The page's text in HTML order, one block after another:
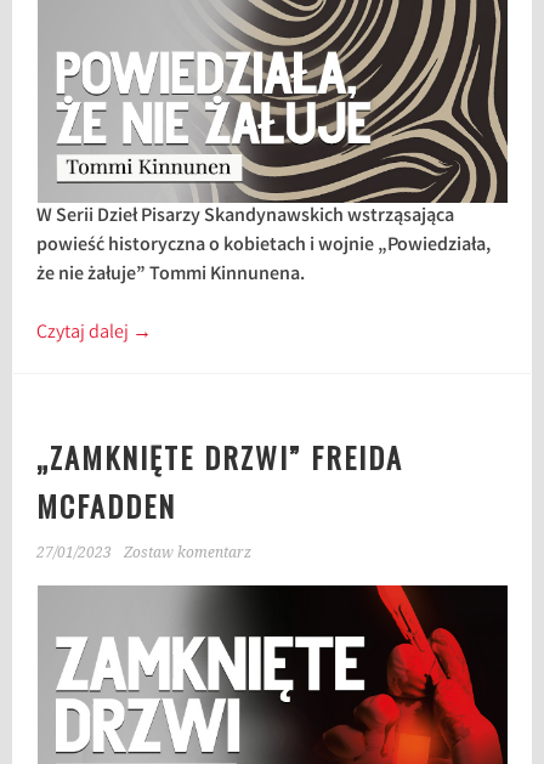
W Serii Dzieł Pisarzy Skandynawskich wstrząsająca
powieść historyczna o kobietach i wojnie „Powiedziała,
że nie żałuje” Tommi Kinnunena.
Czytaj dalej →
„ZAMKNIĘTE DRZWI” FREIDA
MCFADDEN
27/01/2023 Zostaw komentarz